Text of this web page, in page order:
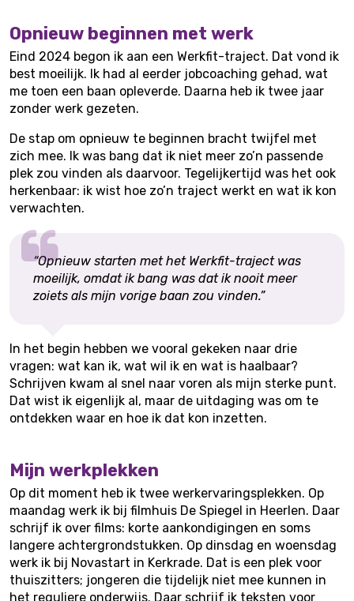
Opnieuw beginnen met werk
Eind 2024 begon ik aan een Werkfit-traject. Dat vond ik
best moeilijk. Ik had al eerder jobcoaching gehad, wat
me toen een baan opleverde. Daarna heb ik twee jaar
zonder werk gezeten.
De stap om opnieuw te beginnen bracht twijfel met
zich mee. Ik was bang dat ik niet meer zo’n passende
plek zou vinden als daarvoor. Tegelijkertijd was het ook
herkenbaar: ik wist hoe zo’n traject werkt en wat ik kon
verwachten.
“Opnieuw starten met het Werkfit-traject was
moeilijk, omdat ik bang was dat ik nooit meer
zoiets als mijn vorige baan zou vinden.”
In het begin hebben we vooral gekeken naar drie
vragen: wat kan ik, wat wil ik en wat is haalbaar?
Schrijven kwam al snel naar voren als mijn sterke punt.
Dat wist ik eigenlijk al, maar de uitdaging was om te
ontdekken waar en hoe ik dat kon inzetten.
Mijn werkplekken
Op dit moment heb ik twee werkervaringsplekken. Op
maandag werk ik bij filmhuis De Spiegel in Heerlen. Daar
schrijf ik over films: korte aankondigingen en soms
langere achtergrondstukken. Op dinsdag en woensdag
werk ik bij Novastart in Kerkrade. Dat is een plek voor
thuiszitters; jongeren die tijdelijk niet mee kunnen in
het reguliere onderwijs. Daar schrijf ik teksten voor